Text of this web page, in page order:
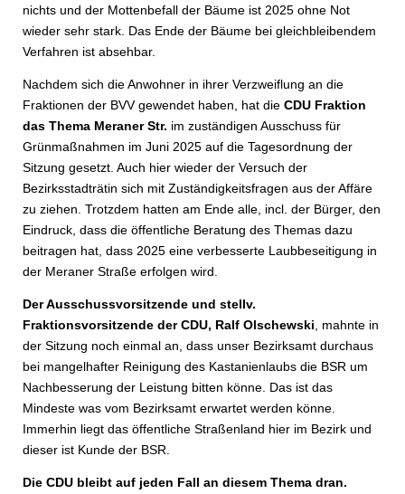
nichts und der Mottenbefall der Bäume ist 2025 ohne Not
wieder sehr stark. Das Ende der Bäume bei gleichbleibendem
Verfahren ist absehbar.
Nachdem sich die Anwohner in ihrer Verzweiflung an die
Fraktionen der BVV gewendet haben, hat die CDU Fraktion
das Thema Meraner Str. im zuständigen Ausschuss für
Grünmaßnahmen im Juni 2025 auf die Tagesordnung der
Sitzung gesetzt. Auch hier wieder der Versuch der
Bezirksstadträtin sich mit Zuständigkeitsfragen aus der Affäre
zu ziehen. Trotzdem hatten am Ende alle, incl. der Bürger, den
Eindruck, dass die öffentliche Beratung des Themas dazu
beitragen hat, dass 2025 eine verbesserte Laubbeseitigung in
der Meraner Straße erfolgen wird.
Der Ausschussvorsitzende und stellv.
Fraktionsvorsitzende der CDU, Ralf Olschewski , mahnte in
der Sitzung noch einmal an, dass unser Bezirksamt durchaus
bei mangelhafter Reinigung des Kastanienlaubs die BSR um
Nachbesserung der Leistung bitten könne. Das ist das
Mindeste was vom Bezirksamt erwartet werden könne.
Immerhin liegt das öffentliche Straßenland hier im Bezirk und
dieser ist Kunde der BSR.
Die CDU bleibt auf jeden Fall an diesem Thema dran.